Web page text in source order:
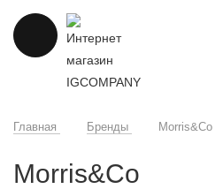
Главная Бренды Morris&Co
Morris&Co